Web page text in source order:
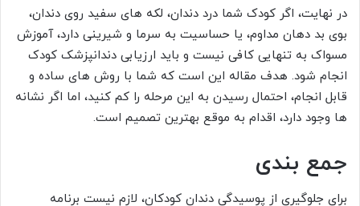
در نهایت، اگر کودک شما درد دندان، لکه های سفید روی دندان،
بوی بد دهان مداوم، یا حساسیت به سرما و شیرینی دارد، آموزش
مسواک به تنهایی کافی نیست و باید ارزیابی دندانپزشک کودک
انجام شود. هدف مقاله این است که شما با روش های ساده و
قابل انجام، احتمال رسیدن به این مرحله را کم کنید، اما اگر نشانه
ها وجود دارد، اقدام به موقع بهترین تصمیم است.
جمع بندی
برای جلوگیری از پوسیدگی دندان کودکان، لازم نیست برنامه